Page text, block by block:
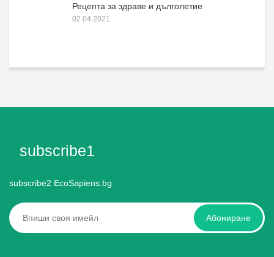
Рецепта за здраве и дълголетие
02.04.2021
subscribe1
subscribe2 EcoSapiens.bg
Абониране